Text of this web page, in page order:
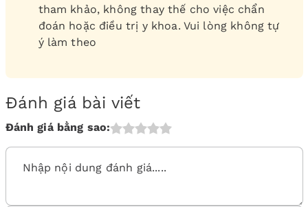
tham khảo, không thay thế cho việc chẩn
đoán hoặc điều trị y khoa. Vui lòng không tự
ý làm theo
Đánh giá bài viết
Đánh giá bằng sao: